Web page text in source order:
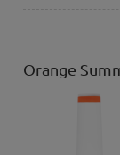
Orange